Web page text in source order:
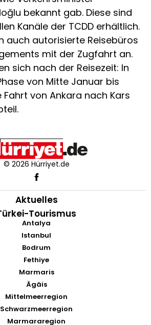
bekannt gab. Diese sind
Kanäle der TCDD erhältlich.
auch autorisierte Reisebüros
mit der Zugfahrt an.
sich nach der Reisezeit: In
von Mitte Januar bis
von Ankara nach Kars
© 2026 Hürriyet.de
Aktuelles
Tourismus
Antalya
Istanbul
Bodrum
Fethiye
Marmaris
Ägäis
Mittelmeerregion
Schwarzmeerregion
Marmararegion